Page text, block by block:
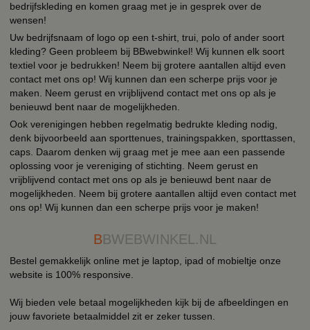
bedrijfskleding en komen graag met je in gesprek over de
wensen!
Uw bedrijfsnaam of logo op een t-shirt, trui, polo of ander soort
kleding? Geen probleem bij BBwebwinkel! Wij kunnen elk soort
textiel voor je bedrukken! Neem bij grotere aantallen altijd even
contact met ons op! Wij kunnen dan een scherpe prijs voor je
maken. Neem gerust en vrijblijvend contact met ons op als je
benieuwd bent naar de mogelijkheden.
Ook verenigingen hebben regelmatig bedrukte kleding nodig,
denk bijvoorbeeld aan sporttenues, trainingspakken, sporttassen,
caps. Daarom denken wij graag met je mee aan een passende
oplossing voor je vereniging of stichting. Neem gerust en
vrijblijvend contact met ons op als je benieuwd bent naar de
mogelijkheden. Neem bij grotere aantallen altijd even contact met
ons op! Wij kunnen dan een scherpe prijs voor je maken!
BBWEBWINKEL.NL
Bestel gemakkelijk online met je laptop, ipad of mobieltje onze
website is 100% responsive.
Wij bieden vele betaal mogelijkheden kijk bij de afbeeldingen en
jouw favoriete betaalmiddel zit er zeker tussen.